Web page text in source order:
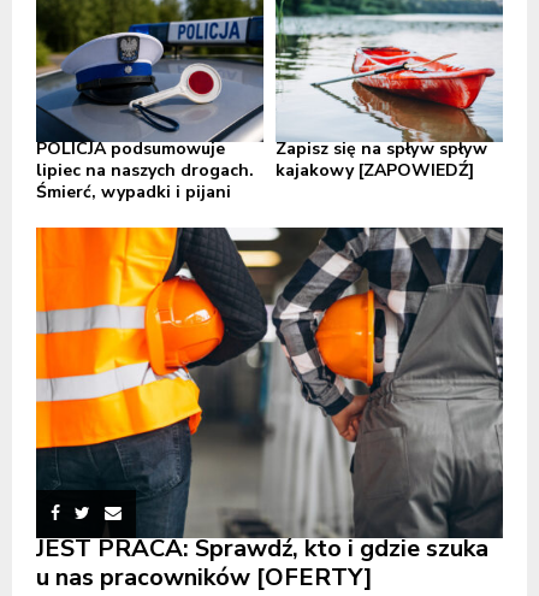
POLICJA podsumowuje
lipiec na naszych drogach.
Śmierć, wypadki i pijani
Zapisz się na spływ spływ
kajakowy [ZAPOWIEDŹ]
JEST PRACA: Sprawdź, kto i gdzie szuka
u nas pracowników [OFERTY]